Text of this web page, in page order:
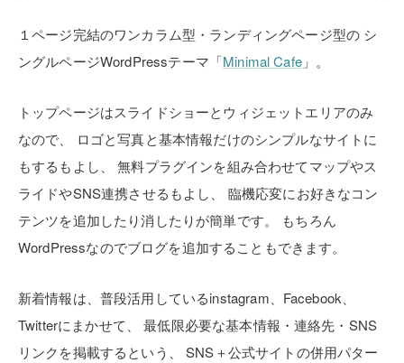
１ページ完結のワンカラム型・ランディングページ型の シ
ングルページWordPressテーマ「Minimal Cafe」。
トップページはスライドショーとウィジェットエリアのみ
なので、
ロゴと写真と基本情報だけのシンプルなサイトに
もするもよし、
無料プラグインを組み合わせてマップやス
ライドやSNS連携させるもよし、
臨機応変にお好きなコン
テンツを追加したり消したりが簡単です。
もちろん
WordPressなのでブログを追加することもできます。
新着情報は、普段活用しているinstagram、Facebook、
Twitterにまかせて、
最低限必要な基本情報・連絡先・SNS
リンクを掲載するという、
SNS＋公式サイトの併用パター